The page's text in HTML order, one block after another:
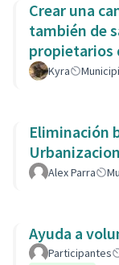
Crear una
también de
propietarios
heces de las
Kyra Municipi
Eliminación
Alex Parra
Ayuda a
Participantes